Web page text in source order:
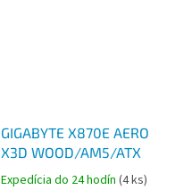
GIGABYTE X870E AERO
X3D WOOD/AM5/ATX
Expedícia do 24 hodín (4 ks)